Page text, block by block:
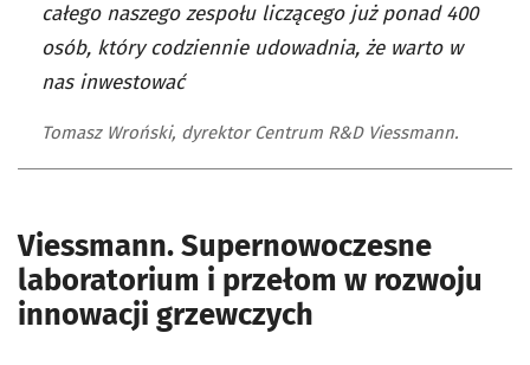
całego naszego zespołu liczącego już ponad 400
osób, który codziennie udowadnia, że warto w
nas inwestować
Tomasz Wroński, dyrektor Centrum R&D Viessmann.
Viessmann. Supernowoczesne
laboratorium i przełom w rozwoju
innowacji grzewczych